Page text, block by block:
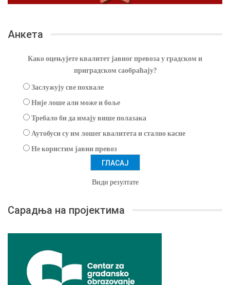
Анкета
Како оцењујете квалитет јавног превоза у градском и
приградском саобраћају?
Заслужују све похвале
Није лоше али може и боље
Требало би да имају више полазака
Аутобуси су им лошег квалитета и стално касне
Не користим јавни превоз
Види резултате
Сарадња на пројектима